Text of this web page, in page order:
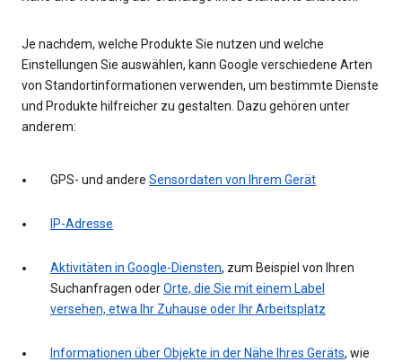
Je nachdem, welche Produkte Sie nutzen und welche
Einstellungen Sie auswählen, kann Google verschiedene Arten
von Standortinformationen verwenden, um bestimmte Dienste
und Produkte hilfreicher zu gestalten. Dazu gehören unter
anderem:
GPS- und andere Sensordaten von Ihrem Gerät
IP-Adresse
Aktivitäten in Google-Diensten, zum Beispiel von Ihren
Suchanfragen oderOrte, die Sie mit einem Label
versehen, etwa Ihr Zuhause oder Ihr Arbeitsplatz
Informationen über Objekte in der Nähe Ihres Geräts, wie